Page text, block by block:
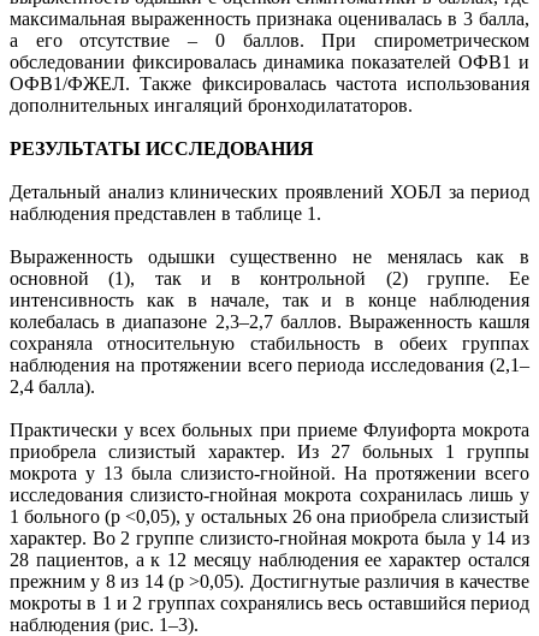
максимальная выраженность признака оценивалась в 3 балла,
а его отсутствие – 0 баллов. При спирометрическом
обследовании фиксировалась динамика показателей ОФВ1 и
ОФВ1/ФЖЕЛ. Также фиксировалась частота использования
дополнительных ингаляций бронходилататоров.
РЕЗУЛЬТАТЫ ИССЛЕДОВАНИЯ
Детальный анализ клинических проявлений ХОБЛ за период
наблюдения представлен в таблице 1.
Выраженность одышки существенно не менялась как в
основной (1), так и в контрольной (2) группе. Ее
интенсивность как в начале, так и в конце наблюдения
колебалась в диапазоне 2,3–2,7 баллов. Выраженность кашля
сохраняла относительную стабильность в обеих группах
наблюдения на протяжении всего периода исследования (2,1–
2,4 балла).
Практически у всех больных при приеме Флуифорта мокрота
приобрела слизистый характер. Из 27 больных 1 группы
мокрота у 13 была слизисто-гнойной. На протяжении всего
исследования слизисто-гнойная мокрота сохранилась лишь у
1 больного (р <0,05), у остальных 26 она приобрела слизистый
характер. Во 2 группе слизисто-гнойная мокрота была у 14 из
28 пациентов, а к 12 месяцу наблюдения ее характер остался
прежним у 8 из 14 (р >0,05). Достигнутые различия в качестве
мокроты в 1 и 2 группах сохранялись весь оставшийся период
наблюдения (рис. 1–3).